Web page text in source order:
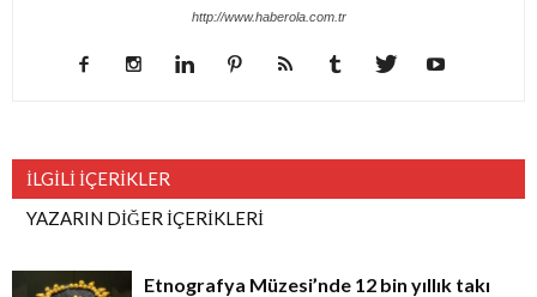
http://www.haberola.com.tr
İLGİLİ İÇERİKLER
YAZARIN DİĞER İÇERİKLERİ
Etnografya Müzesi’nde 12 bin yıllık takı